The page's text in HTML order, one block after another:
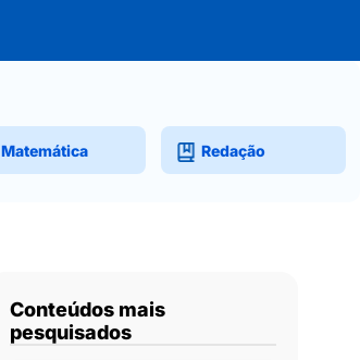
Matemática Redação
Conteúdos mais
pesquisados